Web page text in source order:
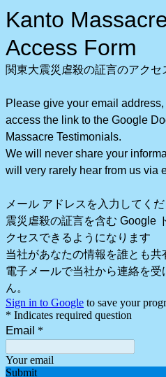
Kanto
Access Form
関東大震災虐殺の証言のアクセ
Please give your email
access the link to the Google
Massacre Testimonials.
We will never share your
will very rarely hear from us via
メール アドレスを入力してく
震災虐殺の証言を含む Google
クセスできるようになります
当社があなたの情報を誰とも共
電子メールで当社から連絡を
ん。
Sign in to Google to save your
* Indicates required question
Email *
Your email
Submit